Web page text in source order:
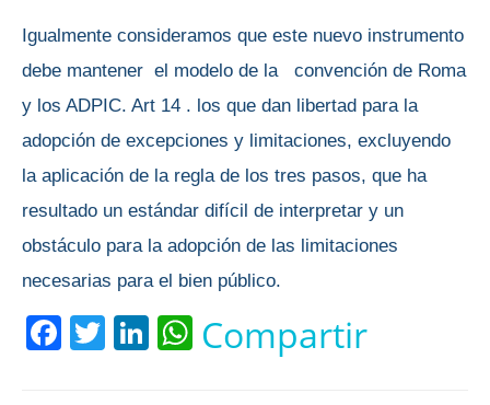
Igualmente consideramos que este nuevo instrumento
debe mantener el modelo de la convención de Roma
y los ADPIC. Art 14 . los que dan libertad para la
adopción de excepciones y limitaciones, excluyendo
la aplicación de la regla de los tres pasos, que ha
resultado un estándar difícil de interpretar y un
obstáculo para la adopción de las limitaciones
necesarias para el bien público.
Facebook
Twitter
LinkedIn
WhatsApp
Compartir